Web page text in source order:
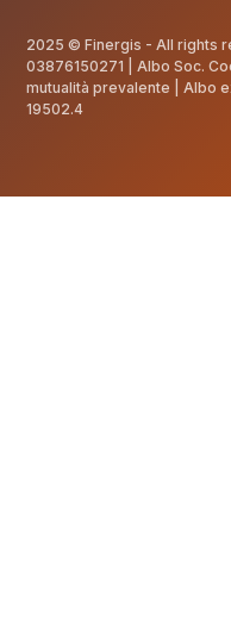
2025 © Finergis - All rights
03876150271 | Albo Soc.
mutualità prevalente | Albo
19502.4